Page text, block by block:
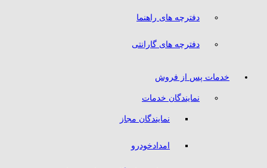
دفترچه های راهنما
دفترچه های گارانتی
خدمات پس از فروش
نمایندگان خدمات
نمایندگان مجاز
امدادخودرو